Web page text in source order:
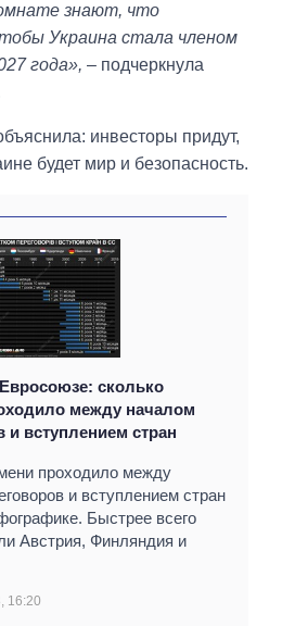
знают, что
Украина стала членом
года», – подчеркнула
инвесторы придут,
будет мир и безопасность.
сколько
между началом
и вступлением стран
проходило между
и вступлением стран
Быстрее всего
Австрия, Финляндия и
16:20